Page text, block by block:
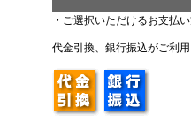
・ご選択いただけるお支払
代金引換、銀行振込がご利用